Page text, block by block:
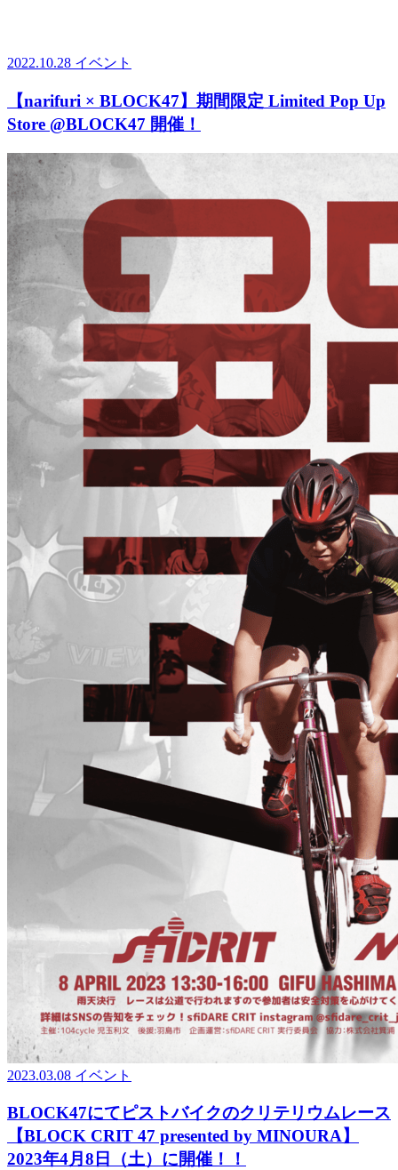
2022.10.28 イベント
【narifuri × BLOCK47】期間限定 Limited Pop Up
Store @BLOCK47 開催！
2023.03.08 イベント
BLOCK47にてピストバイクのクリテリウムレース
【BLOCK CRIT 47 presented by MINOURA】
2023年4月8日（土）に開催！！